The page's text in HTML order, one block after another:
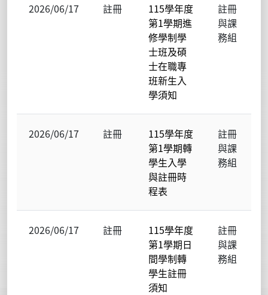
2026/06/17 註冊
115學年度
第1學期進
修學制學
士班及碩
士在職專
班新生入
學須知
註冊
與課
務組
2026/06/17 註冊
115學年度
第1學期轉
學生入學
與註冊時
程表
註冊
與課
務組
2026/06/17 註冊
115學年度
第1學期日
間學制轉
學生註冊
須知
註冊
與課
務組